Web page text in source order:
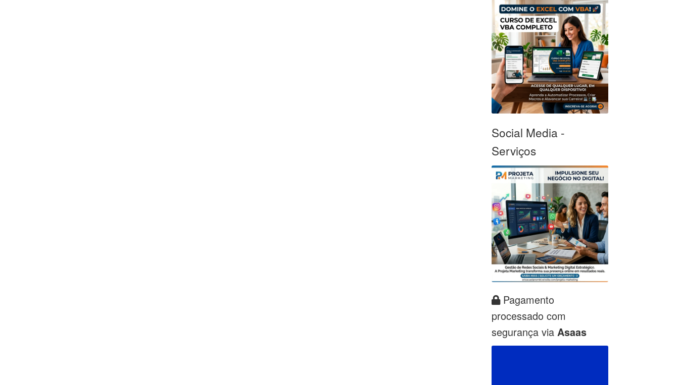
Social Media -
Serviços
Pagamento
processado com
segurança via Asaas